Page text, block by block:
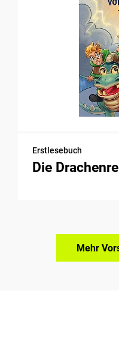
Erstlesebuch
Die
Mehr